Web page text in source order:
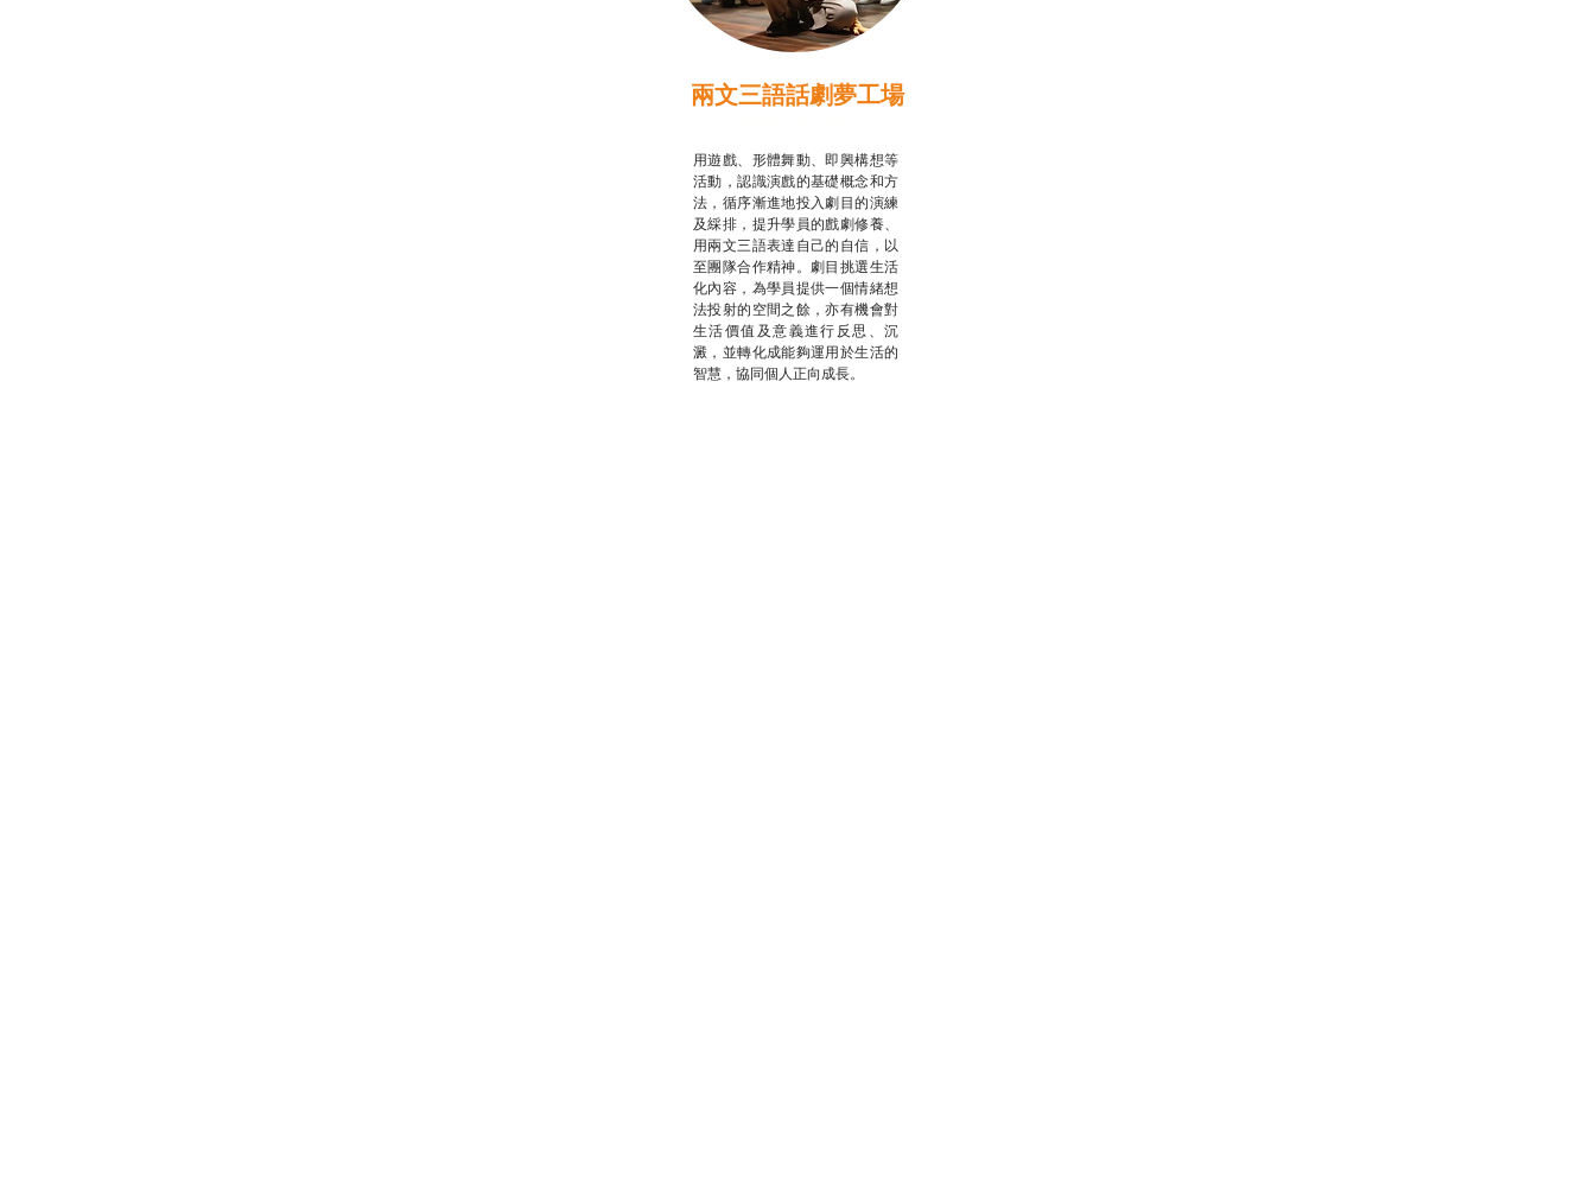
兩文三語話劇夢工場
用遊戲、形體舞動、即興構想等
活動，認識演戲的基礎概念和方
法，循序漸進地投入劇目的演練
及綵排，提升學員的戲劇修養、
用兩文三語表達自己的自信，以
至團隊合作精神。劇目挑選生活
化內容，為學員提供一個情緒想
法投射的空間之餘，亦有機會對
生活價值及意義進行反思、沉
澱，並轉化成能夠運用於生活的
智慧，協同個人正向成長。